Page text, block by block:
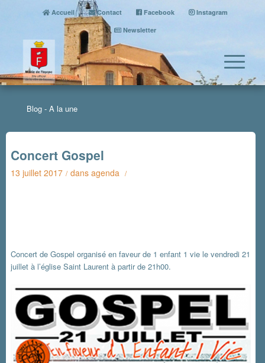
Accueil Contact Facebook
Instagram
Newsletter
Blog - A la une
Concert Gospel
13 juillet 2017 / dansagenda /
Concert de Gospel organisé en faveur de 1 enfant 1 vie le vendredi 21
juillet à l’église Saint Laurent à partir de 21h00.